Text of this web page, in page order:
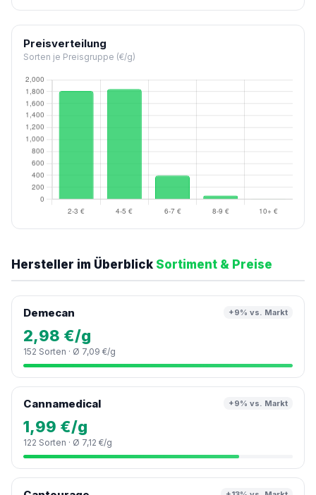
Preisverteilung
Sorten je Preisgruppe (€/g)
Hersteller im Überblick Sortiment & Preise
Demecan +9% vs. Markt
2,98 €/g
152 Sorten · Ø 7,09 €/g
Cannamedical +9% vs. Markt
1,99 €/g
122 Sorten · Ø 7,12 €/g